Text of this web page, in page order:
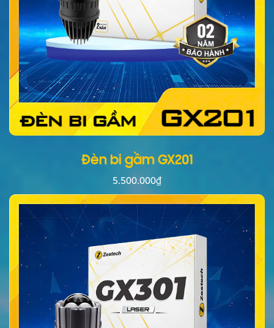
Đèn bi gầm GX201
5.500.000₫